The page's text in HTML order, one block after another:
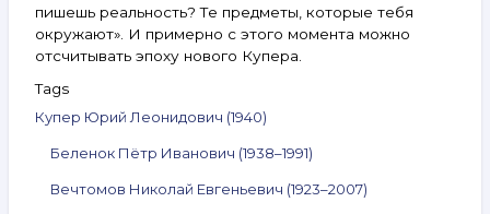
пишешь реальность? Те предметы, которые тебя
окружают». И примерно с этого момента можно
отсчитывать эпоху нового Купера.
Tags
Купер Юрий Леонидович (1940)
Беленок Пётр Иванович (1938–1991)
Вечтомов Николай Евгеньевич (1923–2007)